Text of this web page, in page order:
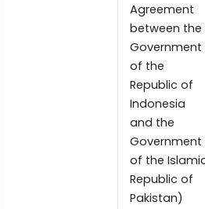
Agreement
between the
Government
of the
Republic of
Indonesia
and the
Government
of the
Republic of
Pakistan)